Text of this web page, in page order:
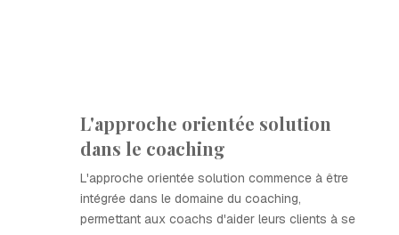
L'approche orientée solution
dans le coaching
L'approche orientée solution commence à être
intégrée dans le domaine du coaching,
permettant aux coachs d'aider leurs clients à se